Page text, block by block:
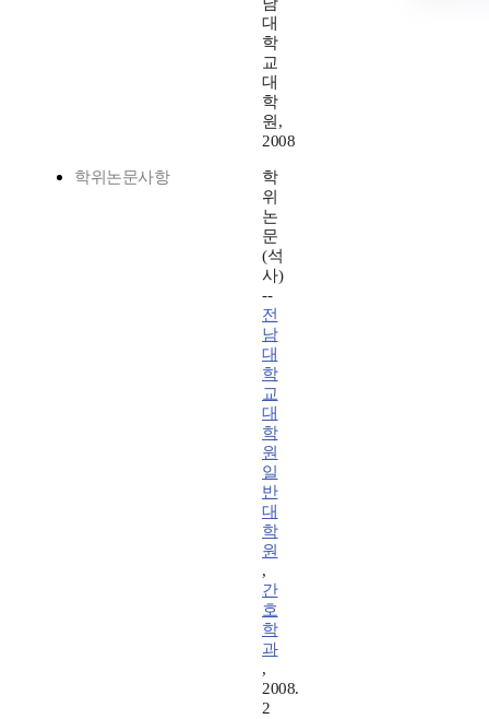
남
대
학
교
대
학
원,
2008
학위논문사항
학
위
논
문
(석
사)
--
전
남
대
학
교
대
학
원
일
반
대
학
원
,
간
호
학
과
,
2008.
2